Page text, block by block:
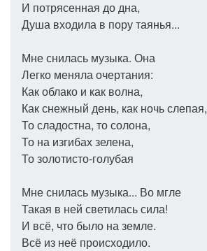
И потрясенная до дна,
Душа входила в пору таянья...
Мне снилась музыка. Она
Легко меняла очертания:
Как облако и как волна,
Как снежный день, как ночь слепая,
То сладостна, то солона,
То на изгибах зелена,
То золотисто-голубая
Мне снилась музыка... Во мгле
Такая в ней светилась сила!
И всё, что было на земле.
Всё из неё происходило.